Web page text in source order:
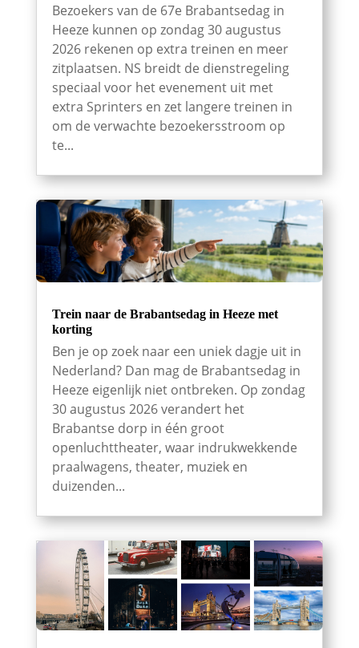
Bezoekers van de 67e Brabantsedag in
Heeze kunnen op zondag 30 augustus
2026 rekenen op extra treinen en meer
zitplaatsen. NS breidt de dienstregeling
speciaal voor het evenement uit met
extra Sprinters en zet langere treinen in
om de verwachte bezoekersstroom op
te...
Trein naar de Brabantsedag in Heeze met
korting
Ben je op zoek naar een uniek dagje uit in
Nederland? Dan mag de Brabantsedag in
Heeze eigenlijk niet ontbreken. Op zondag
30 augustus 2026 verandert het
Brabantse dorp in één groot
openluchttheater, waar indrukwekkende
praalwagens, theater, muziek en
duizenden...